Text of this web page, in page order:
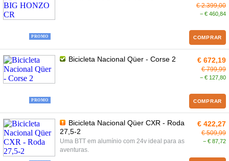
PROMO
€ 2.399,00
− € 460,84
COMPRAR
PROMO
Bicicleta Nacional Qüer - Corse 2 € 672,19
€ 799,99
− € 127,80
COMPRAR
Bicicleta Nacional Qüer CXR - Roda
27,5-2
Uma BTT em alumínio com 24v ideal para as
aventuras.
€ 422,27
€ 509,99
− € 87,72